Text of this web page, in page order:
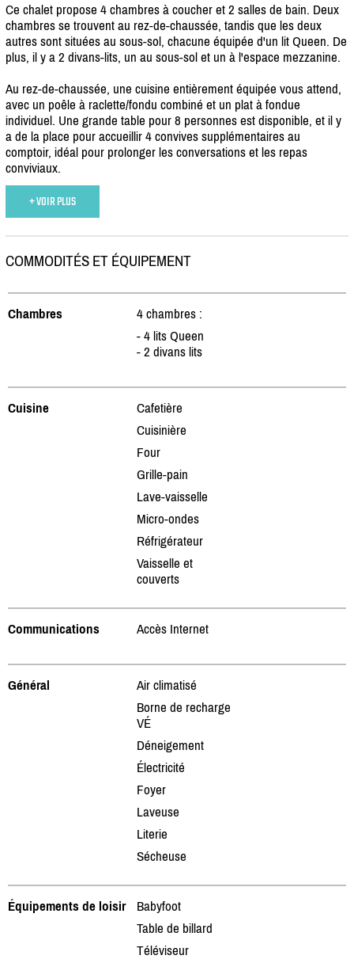
Ce chalet propose 4 chambres à coucher et 2 salles de bain. Deux
chambres se trouvent au rez-de-chaussée, tandis que les deux
autres sont situées au sous-sol, chacune équipée d'un lit Queen. De
plus, il y a 2 divans-lits, un au sous-sol et un à l'espace mezzanine.
Au rez-de-chaussée, une cuisine entièrement équipée vous attend,
avec un poêle à raclette/fondu combiné et un plat à fondue
individuel. Une grande table pour 8 personnes est disponible, et il y
a de la place pour accueillir 4 convives supplémentaires au
comptoir, idéal pour prolonger les conversations et les repas
conviviaux.
+ VOIR PLUS
COMMODITÉS ET ÉQUIPEMENT
Chambres
4 chambres :
- 4 lits Queen
- 2 divans lits
Cuisine
Cafetière
Cuisinière
Four
Grille-pain
Lave-vaisselle
Micro-ondes
Réfrigérateur
Vaisselle et
couverts
Communications Accès Internet
Général
Air climatisé
Borne de recharge
VÉ
Déneigement
Électricité
Foyer
Laveuse
Literie
Sécheuse
Équipements de loisir
Babyfoot
Table de billard
Téléviseur